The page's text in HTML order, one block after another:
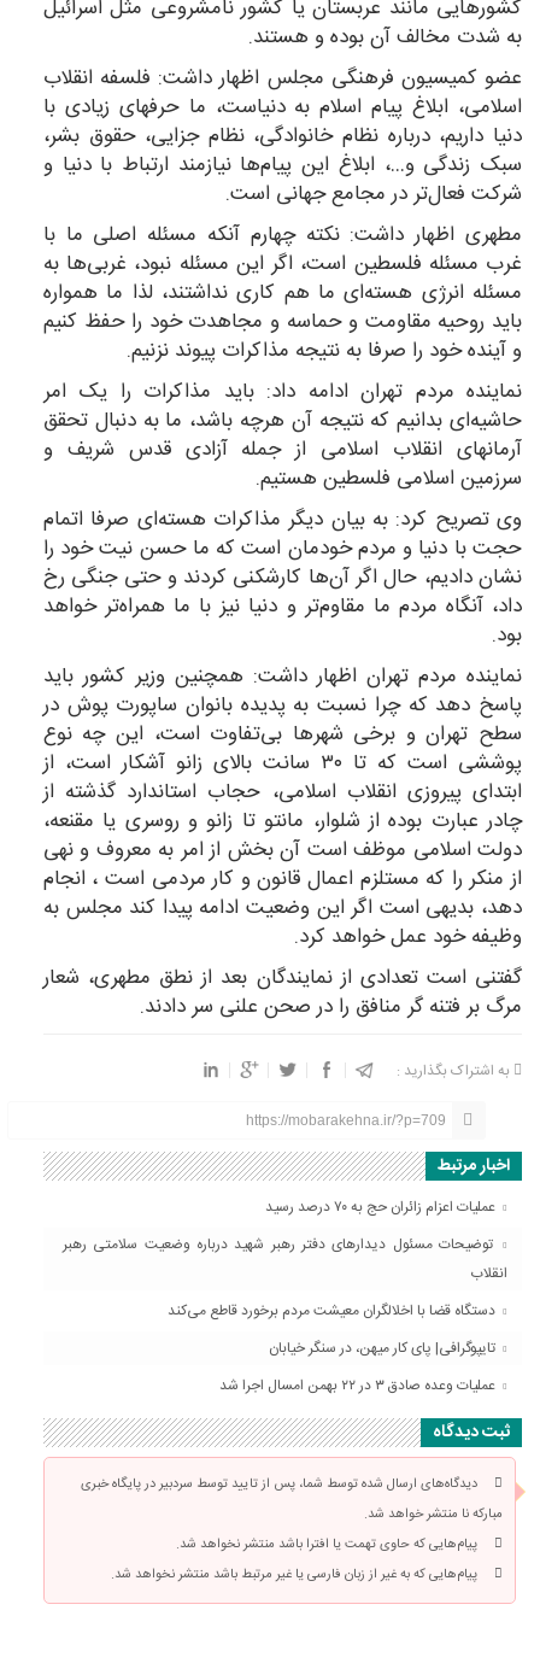
کشورهایی مانند عربستان یا کشور نامشروعی مثل اسرائیل
به شدت مخالف آن بوده و هستند.
عضو کمیسیون فرهنگی مجلس اظهار داشت: فلسفه انقلاب
اسلامی، ابلاغ پیام اسلام به دنیاست، ما حرفهای زیادی با
دنیا داریم، درباره نظام خانوادگی، نظام جزایی، حقوق بشر،
سبک زندگی و…، ابلاغ این پیام‌ها نیازمند ارتباط با دنیا و
شرکت فعال‌تر در مجامع جهانی است.
مطهری اظهار داشت: نکته چهارم آنکه مسئله اصلی ما با
غرب مسئله فلسطین است، اگر این مسئله نبود، غربی‌ها به
مسئله انرژی هسته‌ای ما هم کاری نداشتند، لذا ما همواره
باید روحیه مقاومت و حماسه و مجاهدت خود را حفظ کنیم
و آینده خود را صرفا به نتیجه مذاکرات پیوند نزنیم.
نماینده مردم تهران ادامه داد: باید مذاکرات را یک امر
حاشیه‌ای بدانیم که نتیجه آن هرچه باشد، ما به دنبال تحقق
آرمانهای انقلاب اسلامی از جمله آزادی قدس شریف و
سرزمین اسلامی فلسطین هستیم.
وی تصریح کرد: به بیان دیگر مذاکرات هسته‌ای صرفا اتمام
حجت با دنیا و مردم خودمان است که ما حسن نیت خود را
نشان دادیم، حال اگر آن‌ها کارشکنی کردند و حتی جنگی رخ
داد، آنگاه مردم ما مقاوم‌تر و دنیا نیز با ما همراه‌تر خواهد
بود.
نماینده مردم تهران اظهار داشت: همچنین وزیر کشور باید
پاسخ دهد که چرا نسبت به پدیده بانوان ساپورت پوش در
سطح تهران و برخی شهر‌ها بی‌تفاوت است، این چه نوع
پوششی است که تا ۳۰ سانت بالای زانو آشکار است، از
ابتدای پیروزی انقلاب اسلامی، حجاب استاندارد گذشته از
چادر عبارت بوده از شلوار، مانتو تا زانو و روسری یا مقنعه،
دولت اسلامی موظف است آن بخش از امر به معروف و نهی
از منکر را که مستلزم اعمال قانون و کار مردمی است ، انجام
دهد، بدیهی است اگر این وضعیت ادامه پیدا کند مجلس به
وظیفه خود عمل خواهد کرد.
گفتنی است تعدادی از نمایندگان بعد از نطق مطهری، شعار
مرگ بر فتنه گر منافق را در صحن علنی سر دادند.
به اشتراک بگذارید :
https://mobarakehna.ir/?p=709
اخبار مرتبط
عملیات اعزام زائران حج به ۷۰ درصد رسید
توضیحات مسئول دیدارهای دفتر رهبر شهید درباره وضعیت سلامتی رهبر
انقلاب
دستگاه قضا با اخلالگران معیشت مردم برخورد قاطع می‌کند
تایپوگرافی| پای کار میهن، در سنگر خیابان
عملیات وعده صادق ۳ در ۲۲ بهمن امسال اجرا شد
ثبت دیدگاه
دیدگاه‌های ارسال شده توسط شما، پس از تایید توسط سردبیر در پایگاه خبری
مبارکه نا منتشر خواهد شد.
پیام‌هایی که حاوی تهمت یا افترا باشد منتشر نخواهد شد.
پیام‌هایی که به غیر از زبان فارسی یا غیر مرتبط باشد منتشر نخواهد شد.